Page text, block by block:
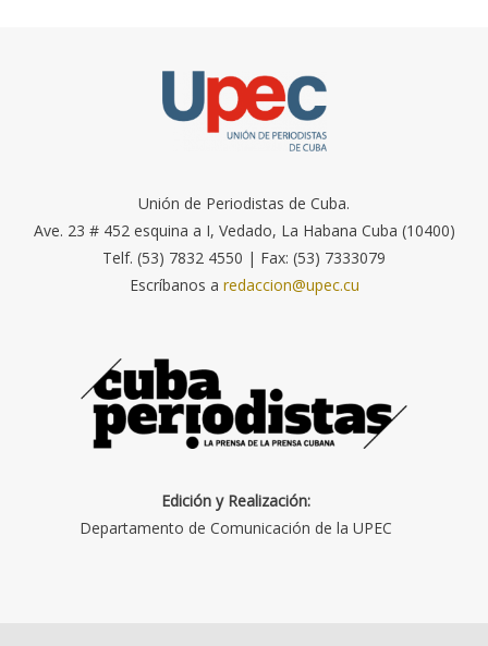
Unión de Periodistas de Cuba.
Ave. 23 # 452 esquina a I, Vedado, La Habana Cuba (10400)
Telf. (53) 7832 4550 | Fax: (53) 7333079
Escríbanos a redaccion@upec.cu
Edición y Realización:
Departamento de Comunicación de la UPEC